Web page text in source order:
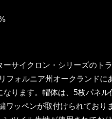
サイクロン・シリーズのトラ
フォルニア州オークランド
ります。帽体は、5枚パネ
ッペンが取付けられており